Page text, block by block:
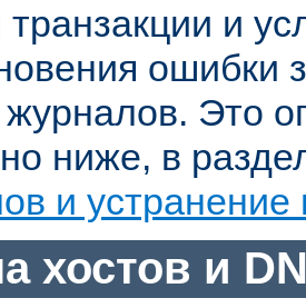
и
ошибки
Это
ниже, в
и устранение
хостов и